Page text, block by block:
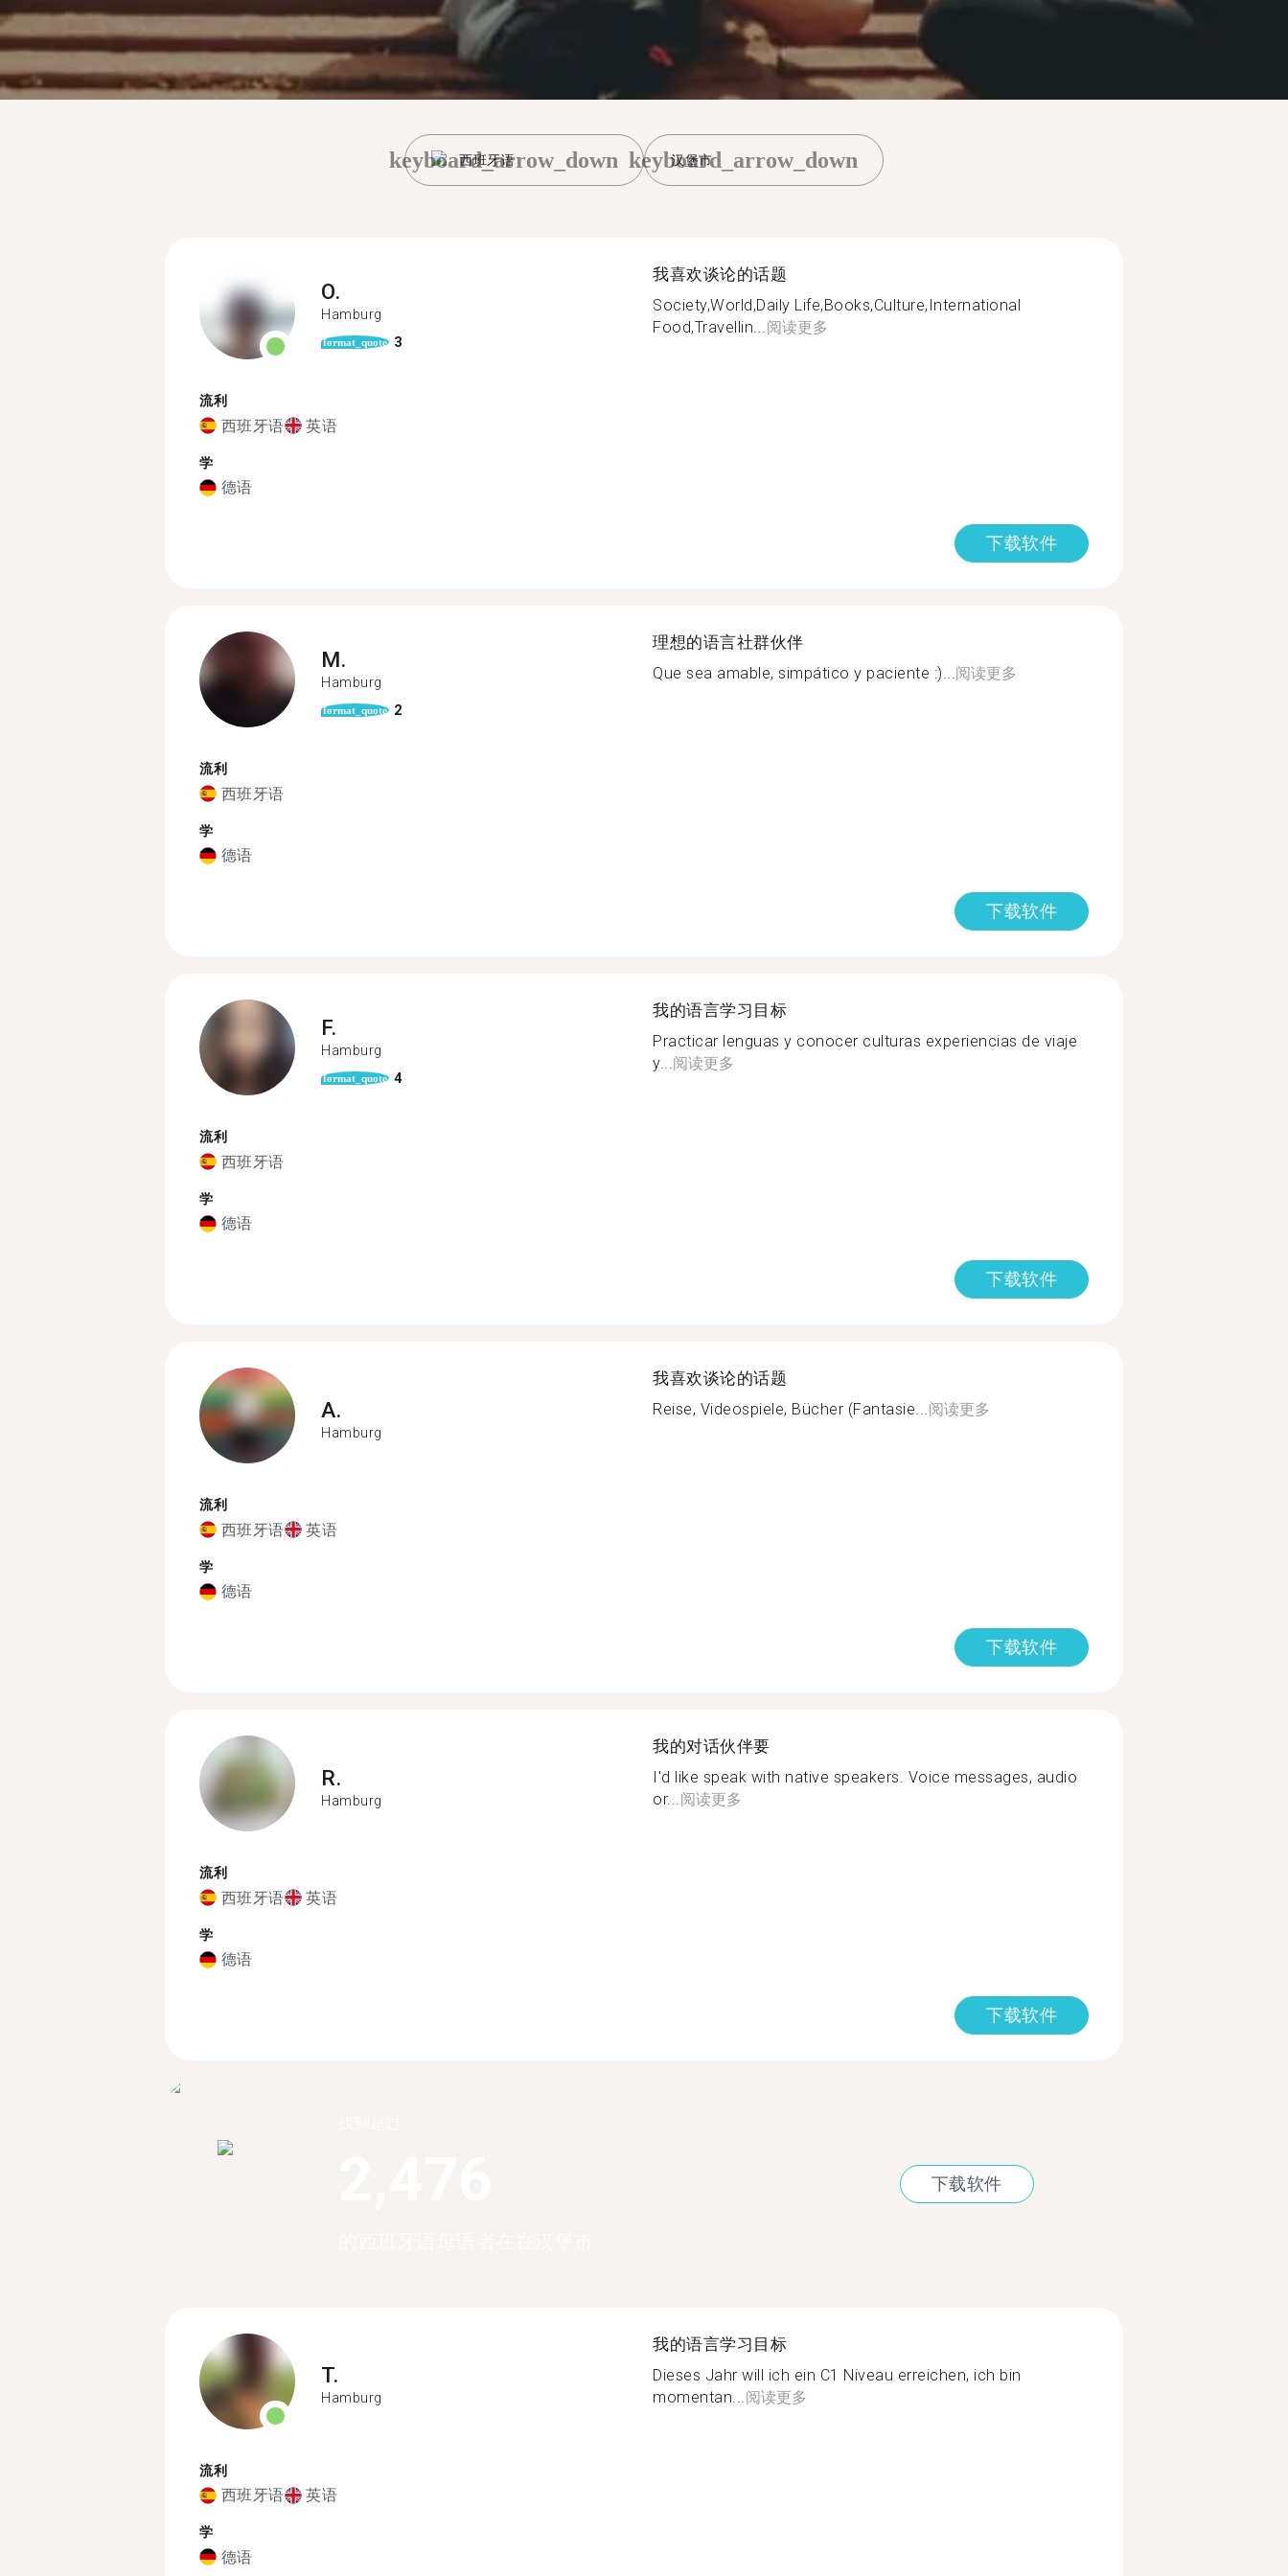
西班牙语
keyboard_arrow_down 汉堡市
keyboard_arrow_down
O.
Hamburg
format_quote 3
流利
西班牙语 英语
学
德语
我喜欢谈论的话题
Society,World,Daily Life,Books,Culture,International
Food,Travellin...阅读更多
下载软件
M.
Hamburg
format_quote 2
流利
西班牙语
学
德语
理想的语言社群伙伴
Que sea amable, simpático y paciente :)...阅读更多
下载软件
F.
Hamburg
format_quote 4
流利
西班牙语
学
德语
我的语言学习目标
Practicar lenguas y conocer culturas experiencias de viaje
y...阅读更多
下载软件
A.
Hamburg
流利
西班牙语 英语
学
德语
我喜欢谈论的话题
Reise, Videospiele, Bücher (Fantasie...阅读更多
下载软件
R.
Hamburg
流利
西班牙语 英语
学
德语
我的对话伙伴要
I'd like speak with native speakers. Voice messages, audio
or...阅读更多
下载软件
下载软件
T.
Hamburg
流利
西班牙语 英语
学
德语
我的语言学习目标
Dieses Jahr will ich ein C1 Niveau erreichen, ich bin
momentan... 阅读更多